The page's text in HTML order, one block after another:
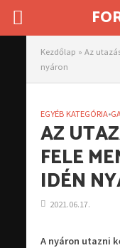
Kezdőlap » Az
nyáron
EGYÉB KATEGÓRIA•
AZ
FELE
IDÉN
2021.06.17.
A nyáron utazni